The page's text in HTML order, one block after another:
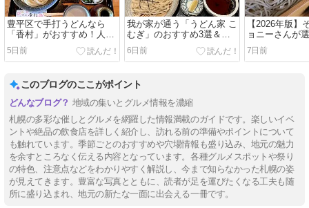
豊平区で手打うどんなら
「香村」がおすすめ！人気
メニュー＆覚えておくと役
立つこと
5日前
我が家が通う「うどん家 こ
むぎ」のおすすめ3選＆お
得なランチや覚えておくと
役立つこと
6日前
【2026年版】
ョニーさんが
内の安くて美
屋さん10選
7日前
このブログのここがポイント
地域の集いとグルメ情報を濃縮
札幌の多彩な催しとグルメを網羅した情報満載のガイドです。楽しいイベ
ントや絶品の飲食店を詳しく紹介し、訪れる前の準備やポイントについて
も触れています。季節ごとのおすすめや穴場情報も盛り込み、地元の魅力
を余すところなく伝える内容となっています。各種グルメスポットや祭り
の特色、注意点などをわかりやすく解説し、今まで知らなかった札幌の姿
が見えてきます。豊富な写真とともに、読者が足を運びたくなる工夫も随
所に盛り込まれ、地元の新たな一面に出会える一冊です。